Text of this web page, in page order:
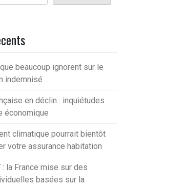
beaucoup ignorent sur le
indemnisé
en déclin : inquiétudes
économique
climatique pourrait bientôt
votre assurance habitation
la France mise sur des
basées sur la